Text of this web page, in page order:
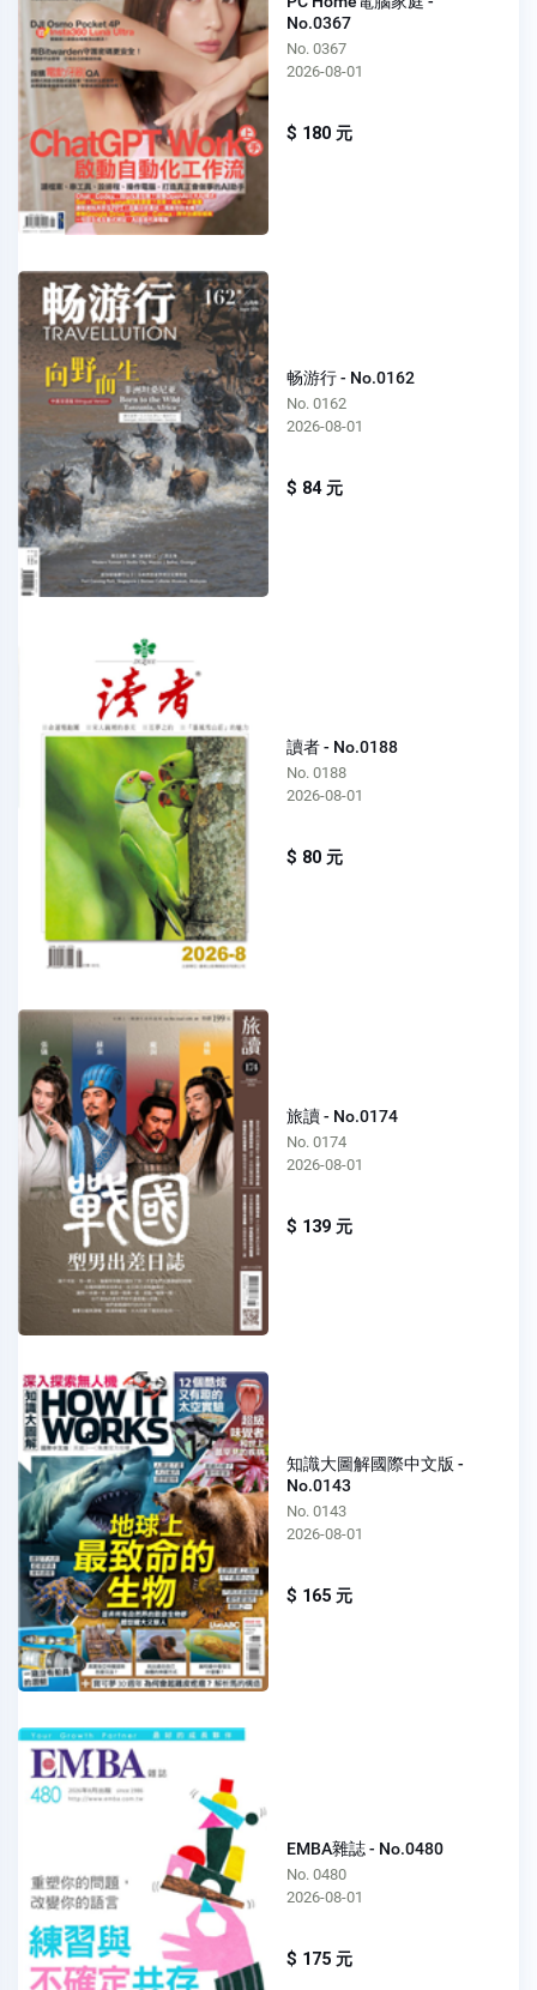
No.0367
No. 0367
2026-08-01
$ 180 元
畅游行 - No.0162
No. 0162
2026-08-01
$ 84 元
讀者 - No.0188
No. 0188
2026-08-01
$ 80 元
旅讀 - No.0174
No. 0174
2026-08-01
$ 139 元
知識大圖解國際中文版 -
No.0143
No. 0143
2026-08-01
$ 165 元
EMBA雜誌 - No.0480
No. 0480
2026-08-01
$ 175 元